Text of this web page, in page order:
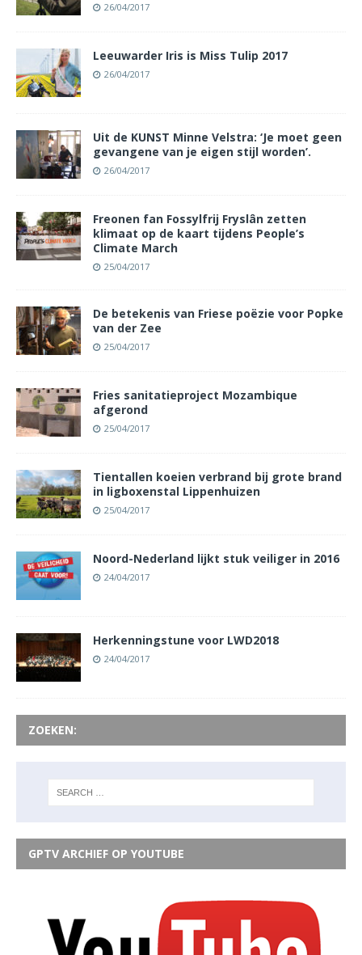
26/04/2017
Leeuwarder Iris is Miss Tulip 2017
26/04/2017
Uit de KUNST Minne Velstra: ‘Je moet geen
gevangene van je eigen stijl worden’.
26/04/2017
Freonen fan Fossylfrij Fryslân zetten
klimaat op de kaart tijdens People’s
Climate March
25/04/2017
De betekenis van Friese poëzie voor Popke
van der Zee
25/04/2017
Fries sanitatieproject Mozambique
afgerond
25/04/2017
Tientallen koeien verbrand bij grote brand
in ligboxenstal Lippenhuizen
25/04/2017
Noord-Nederland lijkt stuk veiliger in 2016
24/04/2017
Herkenningstune voor LWD2018
24/04/2017
ZOEKEN:
GPTV ARCHIEF OP YOUTUBE